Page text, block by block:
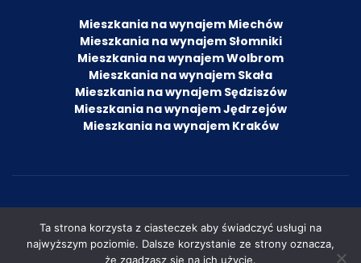
Mieszkania na wynajem Miechów
Mieszkania na wynajem Słomniki
Mieszkania na wynajem Wolbrom
Mieszkania na wynajem Skała
Mieszkania na wynajem Sędziszów
Mieszkania na wynajem Jędrzejów
Mieszkania na wynajem Kraków
© 2022 by Agencja Nieruchomości i Ubezpieczeń
Damian Wachowicz.
Ta strona korzysta z ciasteczek aby świadczyć usługi na
najwyższym poziomie. Dalsze korzystanie ze strony oznacza,
że zgadzasz się na ich użycie.